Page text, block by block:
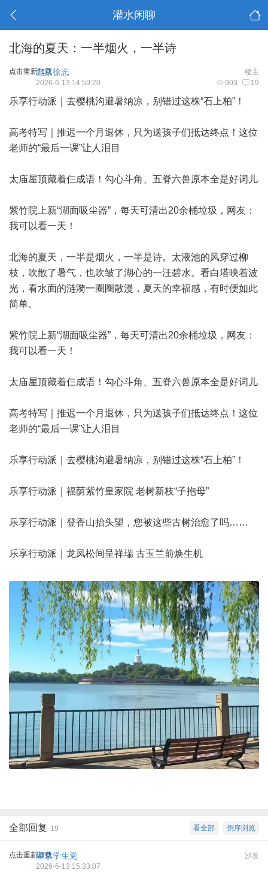
灌水闲聊
北海的夏天：一半烟火，一半诗
点击重新加载 楼主
北京徐志
903 19
2026-6-13 14:59:20
乐享行动派｜去樱桃沟避暑纳凉，别错过这株“石上柏”！
高考特写｜推迟一个月退休，只为送孩子们抵达终点！这位
老师的“最后一课”让人泪目
太庙屋顶藏着仨成语！勾心斗角、五脊六兽原本全是好词儿
紫竹院上新“湖面吸尘器”，每天可清出20余桶垃圾，网友：
我可以看一天！
北海的夏天，一半是烟火，一半是诗。太液池的风穿过柳
枝，吹散了暑气，也吹皱了湖心的一汪碧水。看白塔映着波
光，看水面的涟漪一圈圈散漫，夏天的幸福感，有时便如此
简单。
紫竹院上新“湖面吸尘器”，每天可清出20余桶垃圾，网友：
我可以看一天！
太庙屋顶藏着仨成语！勾心斗角、五脊六兽原本全是好词儿
高考特写｜推迟一个月退休，只为送孩子们抵达终点！这位
老师的“最后一课”让人泪目
乐享行动派｜去樱桃沟避暑纳凉，别错过这株“石上柏”！
乐享行动派｜福荫紫竹皇家院 老树新枝“子抱母”
乐享行动派｜登香山抬头望，您被这些古树治愈了吗……
乐享行动派｜龙凤松间呈祥瑞 古玉兰前焕生机
倒序浏览
看全部
全部回复 19
点击重新加载 沙发
望京学生党
2026-6-13 15:33:07